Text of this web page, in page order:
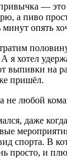
—
а пиво
минут опять
я хотел
выпивки на
пришёл.
не любой
даже
спорта. В
просто, и